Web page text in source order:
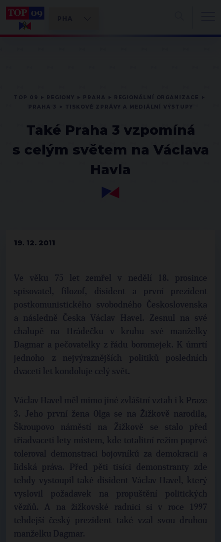
Také Praha 3 vzpomíná
s celým světem na Václava
Havla
19. 12. 2011
Ve věku 75 let zemřel v nedělí 18. prosince
spisovatel, filozof, disident a první prezident
postkomunistického svobodného Československa
a následně Česka Václav Havel. Zesnul na své
chalupě na Hrádečku v kruhu své manželky
Dagmar a pečovatelky z řádu boromejek. K úmrtí
jednoho z nejvýraznějších politiků posledních
dvaceti let kondoluje celý svět.
Václav Havel měl mimo jiné zvláštní vztah i k Praze
3. Jeho první žena Olga se na Žižkově narodila,
Škroupovo náměstí na Žižkově se stalo před
třiadvaceti lety místem, kde totalitní režim poprvé
toleroval demonstraci bojovníků za demokracii a
lidská práva. Před pěti tisíci demonstranty zde
tehdy vystoupil také disident Václav Havel, který
vyslovil požadavek na propuštění politických
vězňů. A na žižkovské radnici si v roce 1997
tehdejší český prezident také vzal svou druhou
manželku Dagmar.